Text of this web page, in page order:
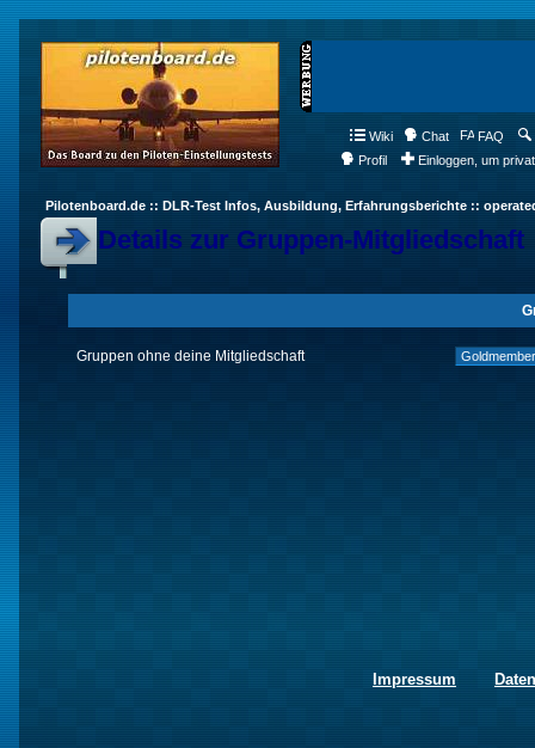
Wiki Chat FAQ
Profil
Einloggen, um
Pilotenboard.de :: DLR-Test Infos, Ausbildung, Erfahrungsberichte ::
Details zur Gruppen-Mitgliedschaft
Gruppen ohne deine Mitgliedschaft
Impressum